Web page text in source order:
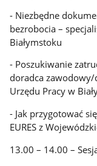
- Niezbędne
bezrobocia –
Białymstoku
- Poszukiwanie
doradca zawodowy/
Urzędu Pracy w
- Jak przygotować
EURES z
13.00 – 14.00 –